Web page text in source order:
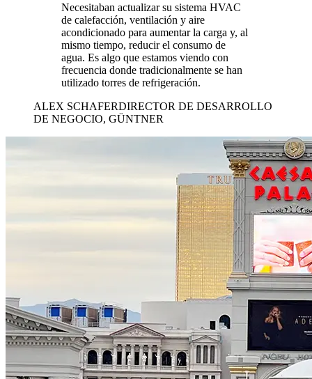
Necesitaban actualizar su sistema HVAC
de calefacción, ventilación y aire
acondicionado para aumentar la carga y, al
mismo tiempo, reducir el consumo de
agua. Es algo que estamos viendo con
frecuencia donde tradicionalmente se han
utilizado torres de refrigeración.
ALEX SCHAFERDIRECTOR DE DESARROLLO
DE NEGOCIO, GÜNTNER